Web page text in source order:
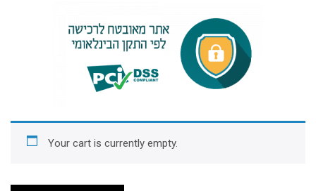
Your cart is currently empty.